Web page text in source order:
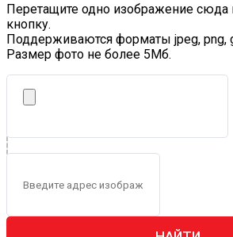
Перетащите одно изображение сюда
кнопку.
Поддерживаются форматы jpeg, png,
Размер фото не более 5Mб.